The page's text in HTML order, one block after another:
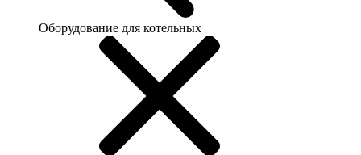
Оборудование для котельных